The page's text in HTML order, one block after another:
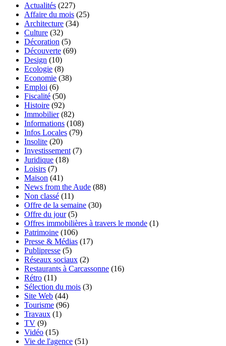
Actualités (227)
Affaire du mois (25)
Architecture (34)
Culture (32)
Décoration (5)
Découverte (69)
Design (10)
Ecologie (8)
Economie (38)
Emploi (6)
Fiscalité (50)
Histoire (92)
Immobilier(82)
Informations (108)
Infos Locales (79)
Insolite (20)
Investissement (7)
Juridique (18)
Loisirs (7)
Maison (41)
News from the Aude (88)
Non classé (11)
Offre de la semaine (30)
Offre du jour(5)
Offres immobilières à travers le monde (1)
Patrimoine (106)
Presse & Médias (17)
Publipresse (5)
Réseaux sociaux (2)
Restaurants à Carcassonne (16)
Rétro (11)
Sélection du mois (3)
Site Web (44)
Tourisme (96)
Travaux (1)
TV (9)
Vidéo (15)
Vie de l'agence (51)